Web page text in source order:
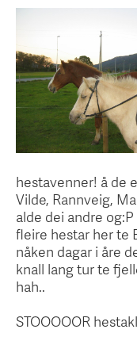
hestavenner! å de
Vilde, Rannveig,
alde dei andre
fleire hestar her te
nåken dagar i åre
knall lang tur te
hah..
STOOOOOR